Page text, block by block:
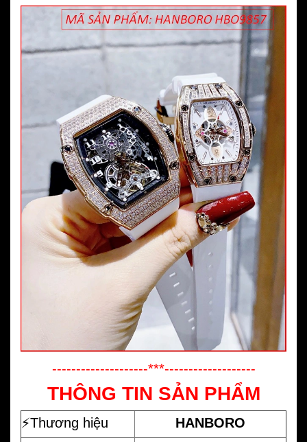
--------------------***-------------------
THÔNG TIN SẢN PHẨM
⚡️Thương hiệu
HANBORO